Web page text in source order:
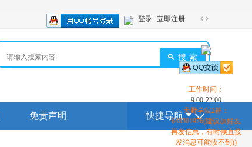
换
到
宽
版
登录 立即注册
搜索
免责声明 快捷导航
工作时间：
9:00-22:00
天野学院2群：
648301976(建议加好友
再发信息，有时候直接
发消息可能收不到))